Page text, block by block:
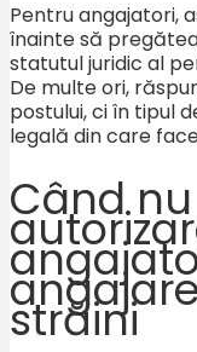
Pentru angajatori,
înainte să
statutul juridic al
De multe ori,
postului, ci în tipul
legală din care
Când
străini